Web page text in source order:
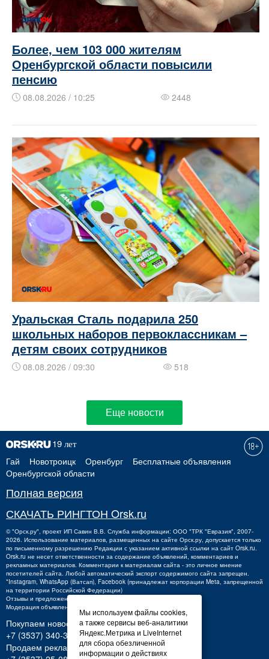
Более, чем 103 000 жителям
Оренбургской области повысили
пенсию
08.08.2026 / 10:25 2448
Уральская Сталь подарила 250
школьных наборов первоклассникам –
детям своих сотрудников
08.08.2026 / 09:30 518
Еще новости
Гай Новотроицк Оренбург
Бесплатные объявления
Оренбургской области
Полная версия
СКАЧАТЬ РИНГТОН Orsk.ru
©"Орск.ру", проект ИП Савин В.В. Служба информации: ООО "ТРК "Евразия", 2007-
2026. Использование материалов, размещенных на сайте Орск.ру, допускается только
по письменному разрешению Редакции с указанием активной ссылки на сайт Orsk.ru.
Orsk.ru не несет ответственности за содержание объявлений, комментариев и
рекламных материалов. Комментарии к материалам сайта - это личное мнение
посетителей сайта. Любой автоматический экспорт содержимого сайта запрещен.
*Instagram, WhatsApp (Ватсап), Facebook (принадлежат корпорации Meta, запрещенной
на территории Российской Федерации)
Отзывы и предложения о работе портала:
Модерация объявлений +7 (3537) 32-71-28
Покупаем новости:
+7 (3537) 340-300,340300@orsk.ru
Продаем рекламу:
Мы используем файлы cookies,
а также сервисы веб-аналитики
Яндекс.Метрика и LiveInternet
для сбора обезличенной
информации о действиях